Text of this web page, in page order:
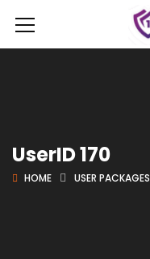
UserID 170
HOME USER PACKAGES